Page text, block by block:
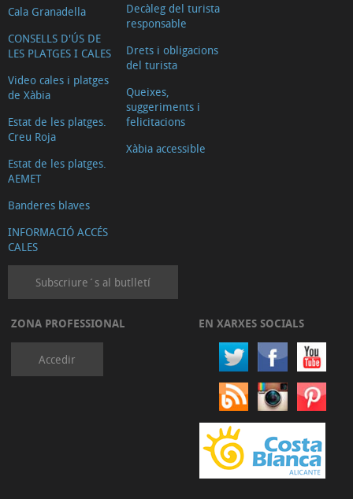
Cala Granadella
CONSELLS D'ÚS DE
LES PLATGES I CALES
Video cales i platges
de Xàbia
Estat de les platges.
Creu Roja
Estat de les platges.
AEMET
Banderes blaves
INFORMACIÓ ACCÉS
CALES
Decàleg del turista
responsable
Drets i obligacions
del turista
Queixes,
suggeriments i
felicitacions
Xàbia accessible
Subscriure´s al butlletí
ZONA PROFESSIONAL
Accedir
EN XARXES SOCIALS